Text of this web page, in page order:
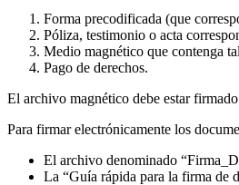
Forma precodificada (que
Póliza, testimonio o acta
Medio magnético que contenga
Pago de derechos.
El archivo magnético debe estar
Para firmar electrónicamente los
El archivo denominado
La “Guía rápida para la firma de